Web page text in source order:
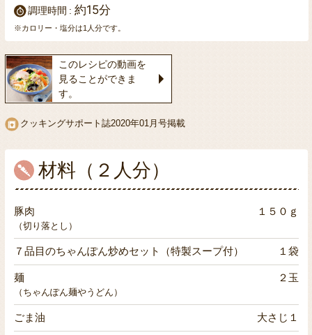
調理時間 約15分
※カロリー・塩分は1人分です。
このレシピの動画を
見ることができま
す。
クッキングサポート誌2020年01月号掲載
材料（２人分）
豚肉 １５０ｇ
（切り落とし）
７品目のちゃんぽん炒めセット（特製スープ付） １袋
麺 ２玉
（ちゃんぽん麺やうどん）
ごま油 大さじ１